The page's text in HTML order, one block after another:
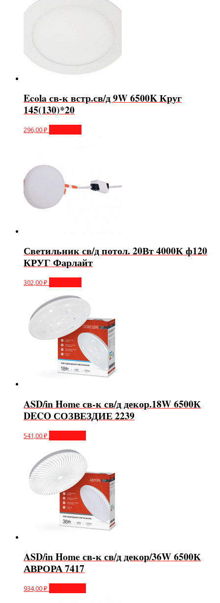
Ecola св-к встр.св/д 9W 6500K Круг
145(130)*20
296,00₽
Светильник св/д потол. 20Вт 4000К ф120
КРУГ Фарлайт
302,00₽
ASD/in Home св-к св/д декор.18W 6500К
DECO СОЗВЕЗДИЕ 2239
541,00₽
ASD/in Home св-к св/д декор/36W 6500К
АВРОРА 7417
934,00₽